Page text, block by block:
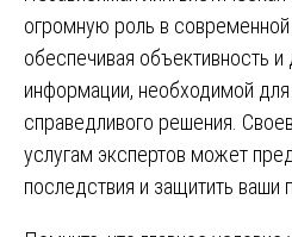
огромную роль в
обеспечивая объективность и
информации, необходимой
справедливого решения.
услугам экспертов может
последствия и защитить ваши